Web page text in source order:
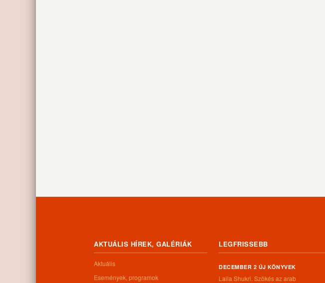
AKTUÁLIS HÍREK, GALÉRIÁK
Aktuális
Események, programok
LEGFRISSEBB
DECEMBER 2 ÚJ KÖNYVEK
Laila Shukri. Szökés ​az arab